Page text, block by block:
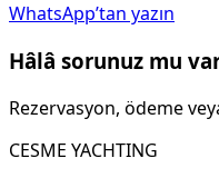
WhatsApp’tan yazın
Hâlâ sorunuz mu
Rezervasyon, ödeme
CESME YACHTING